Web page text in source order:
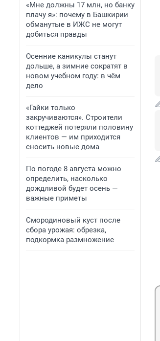
«Мне должны 17 млн, но банку
плачу я»: почему в Башкирии
обманутые в ИЖС не могут
добиться правды
Осенние каникулы станут
дольше, а зимние сократят в
новом учебном году: в чём
дело
«Гайки только
закручиваются». Строители
коттеджей потеряли половину
клиентов — им приходится
сносить новые дома
По погоде 8 августа можно
определить, насколько
дождливой будет осень —
важные приметы
Смородиновый куст после
сбора урожая: обрезка,
подкормка размножение